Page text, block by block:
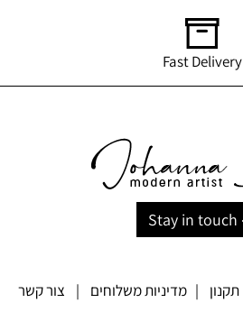
Fast Delivery
Stay in touch
תקנון | מדיניות משלוחים | צור קשר